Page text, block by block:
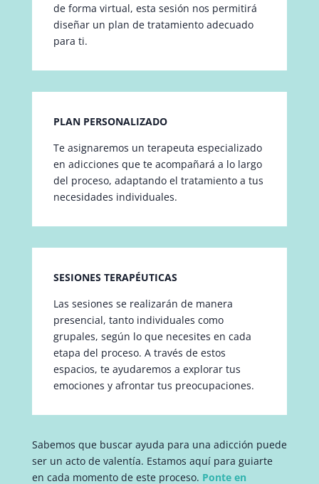
de forma virtual, esta sesión nos permitirá
diseñar un plan de tratamiento adecuado
para ti.
PLAN PERSONALIZADO
Te asignaremos un terapeuta especializado
en adicciones que te acompañará a lo largo
del proceso, adaptando el tratamiento a tus
necesidades individuales.
SESIONES TERAPÉUTICAS
Las sesiones se realizarán de manera
presencial, tanto individuales como
grupales, según lo que necesites en cada
etapa del proceso. A través de estos
espacios, te ayudaremos a explorar tus
emociones y afrontar tus preocupaciones.
Sabemos que buscar ayuda para una adicción puede
ser un acto de valentía. Estamos aquí para guiarte
en cada momento de este proceso. Ponte en